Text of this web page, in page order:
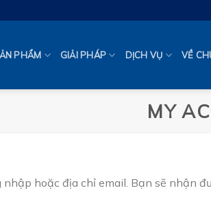
PHẨM GIẢI PHÁP DỊCH VỤ VỀ
MY
hoặc địa chỉ email. Bạn sẽ nhận